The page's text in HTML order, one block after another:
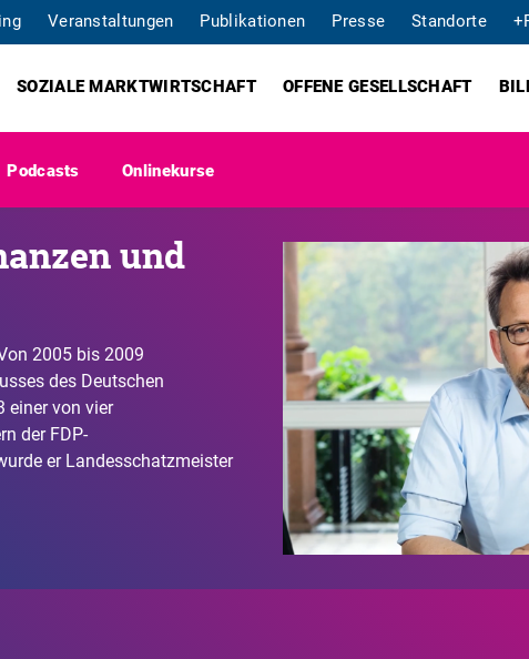
Veranstaltungen Publikationen Presse Standorte
SOZIALE MARKTWIRTSCHAFT OFFENE GESELLSCHAFT
Podcasts Onlinekurse
und
2005 bis 2009
des Deutschen
einer von vier
der FDP-
er Landesschatzmeister